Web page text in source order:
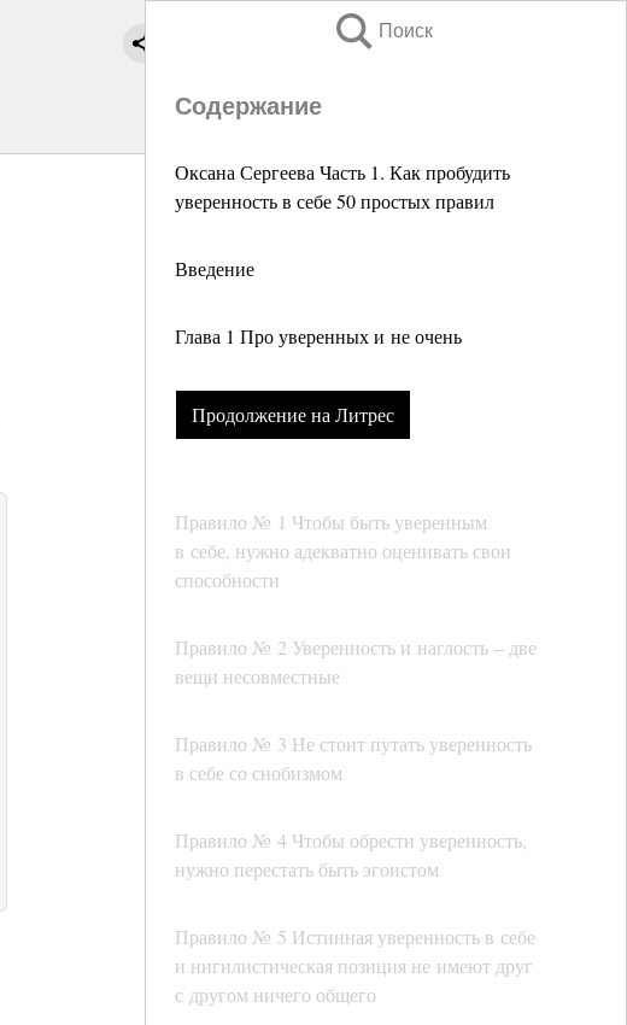
Поиск
Содержание
Оксана Сергеева Часть 1. Как пробудить
уверенность в себе 50 простых правил
Введение
Глава 1 Про уверенных и не очень
Продолжение на Литрес
Правило № 1 Чтобы быть уверенным
в себе, нужно адекватно оценивать свои
способности
Правило № 2 Уверенность и наглость – две
вещи несовместные
Правило № 3 Не стоит путать уверенность
в себе со снобизмом
Правило № 4 Чтобы обрести уверенность,
нужно перестать быть эгоистом
Правило № 5 Истинная уверенность в себе
и нигилистическая позиция не имеют друг
с другом ничего общего